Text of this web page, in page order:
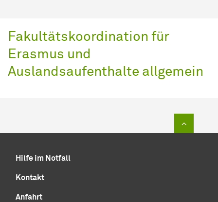
Fakultätskoordination für
Erasmus und
Auslandsaufenthalte allgemein
Hilfe im Notfall
Kontakt
Anfahrt